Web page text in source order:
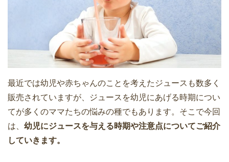
最近では幼児や赤ちゃんのことを考えたジュースも数多く
販売されていますが、ジュースを幼児にあげる時期につい
てが多くのママたちの悩みの種でもあります。そこで今回
は、 幼児にジュースを与える時期や注意点についてご紹介
していきます。